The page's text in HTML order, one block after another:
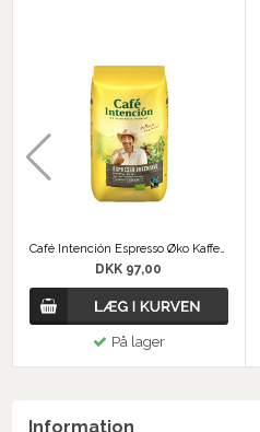
Café Intención Espresso Øko Kaffebønner 500g
DKK 97,00
På lager
Information